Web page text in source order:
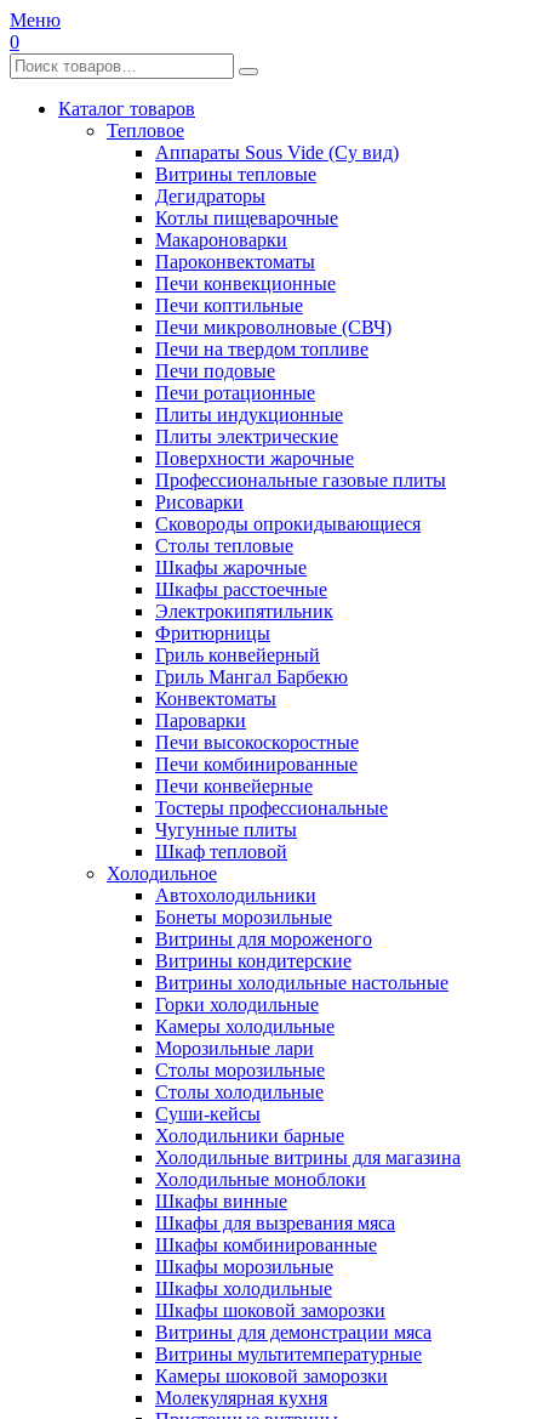
Меню
0
Каталог товаров
Тепловое
Аппараты Sous Vide (Су вид)
Витрины тепловые
Дегидраторы
Котлы пищеварочные
Макароноварки
Пароконвектоматы
Печи конвекционные
Печи коптильные
Печи микроволновые (СВЧ)
Печи на твердом топливе
Печи подовые
Печи ротационные
Плиты индукционные
Плиты электрические
Поверхности жарочные
Профессиональные газовые плиты
Рисоварки
Сковороды опрокидывающиеся
Столы тепловые
Шкафы жарочные
Шкафы расстоечные
Электрокипятильник
Фритюрницы
Гриль конвейерный
Гриль Мангал Барбекю
Конвектоматы
Пароварки
Печи высокоскоростные
Печи комбинированные
Печи конвейерные
Тостеры профессиональные
Чугунные плиты
Шкаф тепловой
Холодильное
Автохолодильники
Бонеты морозильные
Витрины для мороженого
Витрины кондитерские
Витрины холодильные настольные
Горки холодильные
Камеры холодильные
Морозильные лари
Столы морозильные
Столы холодильные
Суши-кейсы
Холодильники барные
Холодильные витрины для магазина
Холодильные моноблоки
Шкафы винные
Шкафы для вызревания мяса
Шкафы комбинированные
Шкафы морозильные
Шкафы холодильные
Шкафы шоковой заморозки
Витрины для демонстрации мяса
Витрины мультитемпературные
Камеры шоковой заморозки
Молекулярная кухня